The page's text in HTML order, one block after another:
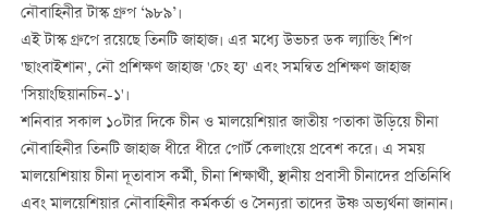
নৌবাহিনীর টাস্ক গ্রুপ ‘৯৮৯’।
এই টাস্ক গ্রুপে রয়েছে তিনটি জাহাজ। এর মধ্যে উভচর ডক ল্যান্ডিং শিপ
'ছাংবাইশান', নৌ প্রশিক্ষণ জাহাজ 'চেং হ্য' এবং সমন্বিত প্রশিক্ষণ জাহাজ
'সিয়াংছিয়ানচিন-১'।
শনিবার সকাল ১০টার দিকে চীন ও মালয়েশিয়ার জাতীয় পতাকা উড়িয়ে চীনা
নৌবাহিনীর তিনটি জাহাজ ধীরে ধীরে পোর্ট কেলাংয়ে প্রবেশ করে। এ সময়
মালয়েশিয়ায় চীনা দূতাবাস কর্মী, চীনা শিক্ষার্থী, স্থানীয় প্রবাসী চীনাদের প্রতিনিধি
এবং মালয়েশিয়ার নৌবাহিনীর কর্মকর্তা ও সৈন্যরা তাদের উষ্ণ অভ্যর্থনা জানান।